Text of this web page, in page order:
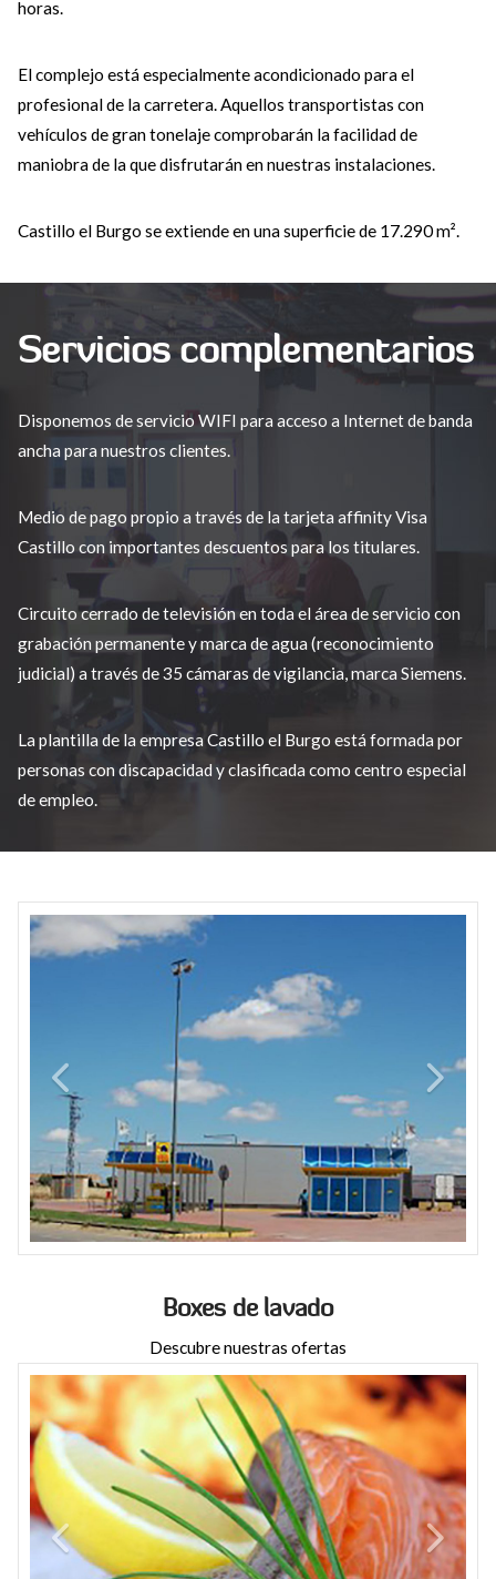
horas.
El complejo está especialmente acondicionado para el
profesional de la carretera. Aquellos transportistas con
vehículos de gran tonelaje comprobarán la facilidad de
maniobra de la que disfrutarán en nuestras instalaciones.
Castillo el Burgo se extiende en una superficie de 17.290 m².
Servicios complementarios
Disponemos de servicio WIFI para acceso a Internet de banda
ancha para nuestros clientes.
Medio de pago propio a través de la tarjeta affinity Visa
Castillo con importantes descuentos para los titulares.
Circuito cerrado de televisión en toda el área de servicio con
grabación permanente y marca de agua (reconocimiento
judicial) a través de 35 cámaras de vigilancia, marca Siemens.
La plantilla de la empresa Castillo el Burgo está formada por
personas con discapacidad y clasificada como centro especial
de empleo.
Boxes de lavado
Descubre nuestras ofertas